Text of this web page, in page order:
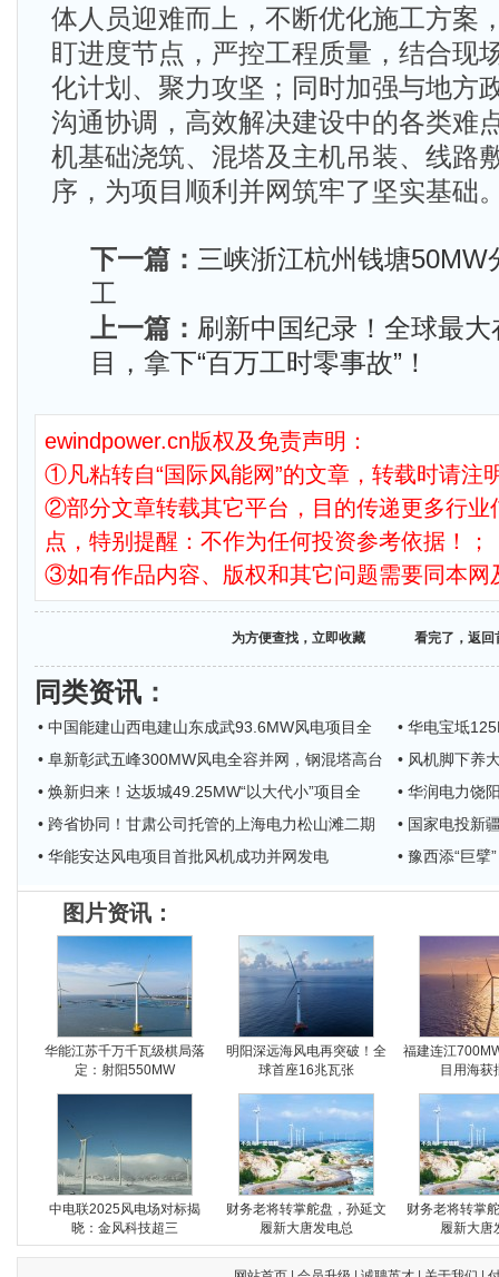
体人员迎难而上，不断优化施工方案
盯进度节点，严控工程质量，结合现
化计划、聚力攻坚；同时加强与地方
沟通协调，高效解决建设中的各类难
机基础浇筑、混塔及主机吊装、线路
序，为项目顺利并网筑牢了坚实基础
下一篇： 三峡浙江杭州钱塘50MW
工
上一篇： 刷新中国纪录！全球最
目，拿下“百万工时零事故”！
ewindpower.cn版权及免责声明：
①凡粘转自“国际风能网”的文章，转载时请注
②部分文章转载其它平台，目的传递更多行业
点，特别提醒：不作为任何投资参考依据！；
③如有作品内容、版权和其它问题需要同本网
为方便查找，立即收藏 看完了，返回
同类资讯 ：
• 中国能建山西电建山东成武93.6MW风电项目全
• 华电宝坻
• 阜新彰武五峰300MW风电全容并网，钢混塔高台
• 风机脚下养
• 焕新归来！达坂城49.25MW“以大代小”项目全
• 华润电力饶
• 跨省协同！甘肃公司托管的上海电力松山滩二期
• 国家电投新
• 华能安达风电项目首批风机成功并网发电
• 豫西添“巨
图片资讯：
华能江苏千万千瓦级棋局落
定：射阳550MW
明阳深远海风电再突破！全
球首座16兆瓦张
福建连江
目用海获
中电联2025风电场对标揭
晓：金风科技超三
财务老将转掌舵盘，孙延文
履新大唐发电总
财务老将转掌
履新大唐